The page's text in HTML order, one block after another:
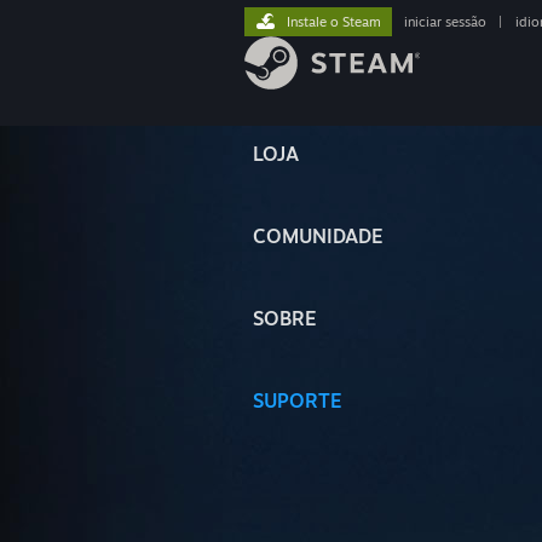
LOJA
COMUNIDADE
SOBRE
SUPORTE
Instale o Steam iniciar sessão